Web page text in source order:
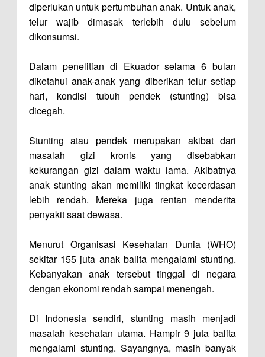
diperlukan untuk pertumbuhan anak. Untuk anak,
telur wajib dimasak terlebih dulu sebelum
dikonsumsi.
Dalam penelitian di Ekuador selama 6 bulan
diketahui anak-anak yang diberikan telur setiap
hari, kondisi tubuh pendek (stunting) bisa
dicegah.
Stunting atau pendek merupakan akibat dari
masalah gizi kronis yang disebabkan
kekurangan gizi dalam waktu lama. Akibatnya
anak stunting akan memiliki tingkat kecerdasan
lebih rendah. Mereka juga rentan menderita
penyakit saat dewasa.
Menurut Organisasi Kesehatan Dunia (WHO)
sekitar 155 juta anak balita mengalami stunting.
Kebanyakan anak tersebut tinggal di negara
dengan ekonomi rendah sampai menengah.
Di Indonesia sendiri, stunting masih menjadi
masalah kesehatan utama. Hampir 9 juta balita
mengalami stunting. Sayangnya, masih banyak